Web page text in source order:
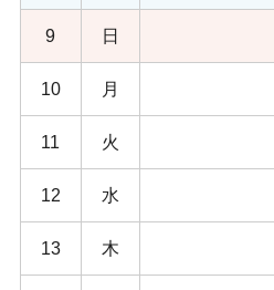
9 日
10 月
11 火
12 水
13 木